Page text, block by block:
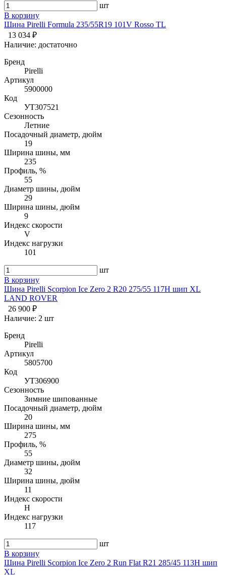
шт
В корзину
Шина Pirelli Formula 235/55R19 101V Rosso TL
13 034 ₽
Наличие: достаточно
Бренд
Pirelli
Артикул
5900000
Код
УТ307521
Сезонность
Летние
Посадочный диаметр, дюйм
19
Ширина шины, мм
235
Профиль, %
55
Диаметр шины, дюйм
29
Ширина шины, дюйм
9
Индекс скорости
V
Индекс нагрузки
101
шт
В корзину
Шина Pirelli Scorpion Ice Zero 2 R20 275/55 117H шип XL
LAND ROVER
26 900 ₽
Наличие: 2 шт
Бренд
Pirelli
Артикул
5805700
Код
УТ306900
Сезонность
Зимние шипованные
Посадочный диаметр, дюйм
20
Ширина шины, мм
275
Профиль, %
55
Диаметр шины, дюйм
32
Ширина шины, дюйм
11
Индекс скорости
H
Индекс нагрузки
117
шт
В корзину
Шина Pirelli Scorpion Ice Zero 2 Run Flat R21 285/45 113H шип
XL